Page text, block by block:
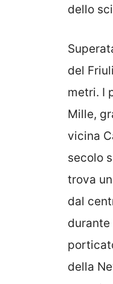
dello
del
metri. I
Mille,
vicina
secolo
trova
dal
durante
della